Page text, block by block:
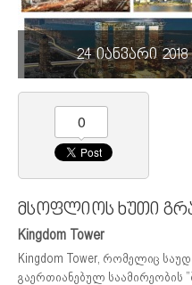
24 იანვარი 2018
0
მსოფლიოს ხუთი
Kingdom Tower
Kingdom Tower, რომელიც
გაერთიანებულ საამირეობის